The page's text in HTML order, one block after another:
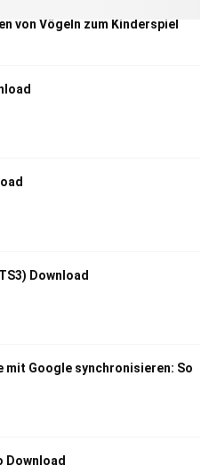
von Vögeln zum Kinderspiel
Download
mit Google synchronisieren: So
Download